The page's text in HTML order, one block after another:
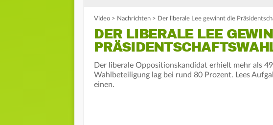
Video > Nachrichten > Der liberale Lee gewinnt die
DER LIBERALE LEE
Der liberale Oppositionskandidat erhielt mehr als
Wahlbeteiligung lag bei rund 80 Prozent. Lees
einen.